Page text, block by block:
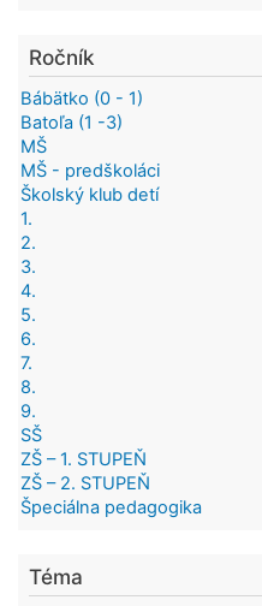
Ročník
Bábätko (0 - 1)
Batoľa (1 -3)
MŠ
MŠ - predškoláci
Školský klub detí
1.
2.
3.
4.
5.
6.
7.
8.
9.
SŠ
ZŠ – 1. STUPEŇ
ZŠ – 2. STUPEŇ
Špeciálna pedagogika
Téma